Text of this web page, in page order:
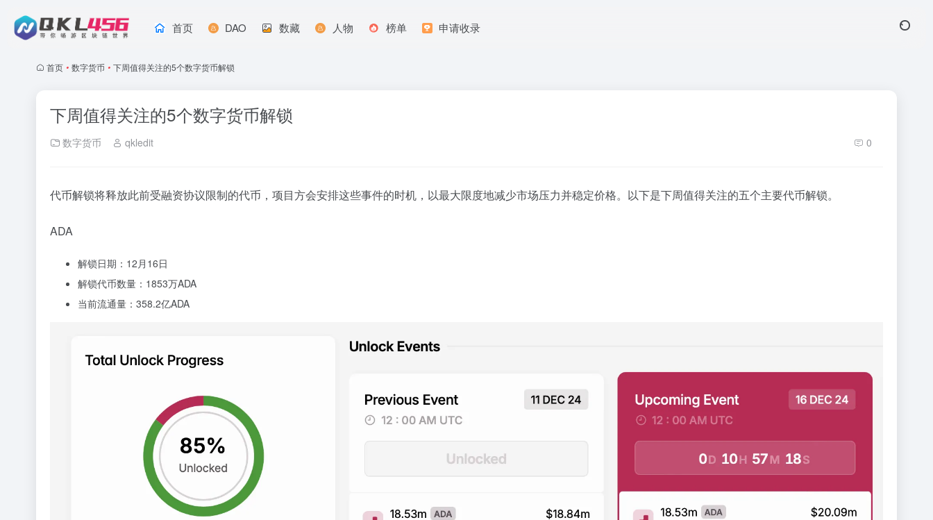
首页 DAO 数藏 人物 榜单 申请收录
首页 • 数字货币 • 下周值得关注的5个数字货币解锁
下周值得关注的5个数字货币解锁
数字货币 qkledit 0
代币解锁将释放此前受融资协议限制的代币，项目方会安排这些事件的时机，以最大限度地减少市场压力并稳定价格。以下是下周值得关注的五个主要代币解锁。
ADA
解锁日期：12月16日
解锁代币数量：1853万ADA
当前流通量：358.2亿ADA